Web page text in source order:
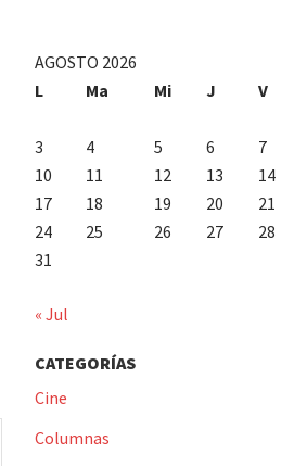
AGOSTO 2026
L
Ma Mi J V
3
4 5 6 7
10
11 12 13 14
17
18 19 20 21
24
25 26 27 28
31
« Jul
CATEGORÍAS
Cine
Columnas